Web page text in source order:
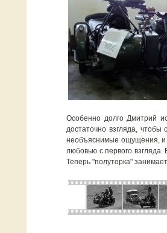
Особенно долго Дмитрий
достаточно взгляда,
необъяснимые ощущения,
любовью с первого
Теперь "полуторка"